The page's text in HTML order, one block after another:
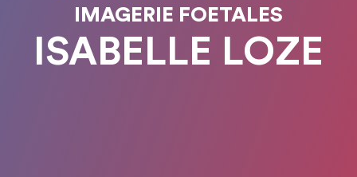
IMAGERIE FOETALES
ISABELLE LOZE